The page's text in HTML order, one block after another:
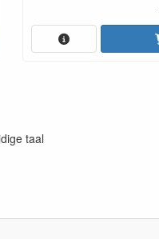
taal